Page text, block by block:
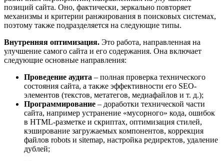
позиций сайта. Оно, фактически, зеркально повторяет
механизмы и критерии ранжирования в поисковых системах,
поэтому также подразделяется на следующие типы.
Внутренняя оптимизация. Это работа, направленная на
улучшение самого сайта и его содержания. Она включает
следующие основные направления:
Проведение аудита – полная проверка технического
состояния сайта, а также эффективности его SEO-
элементов (текстов, метатегов, медиафайлов и т. д.);
Программирование – доработки технической части
сайта, например устранение «мусорного» кода, ошибок
в HTML-разметке и скриптах, оптимизация стилей,
кэширование загружаемых компонентов, коррекция
файлов robots и sitemap, настройка редиректов, удаление
дублей;